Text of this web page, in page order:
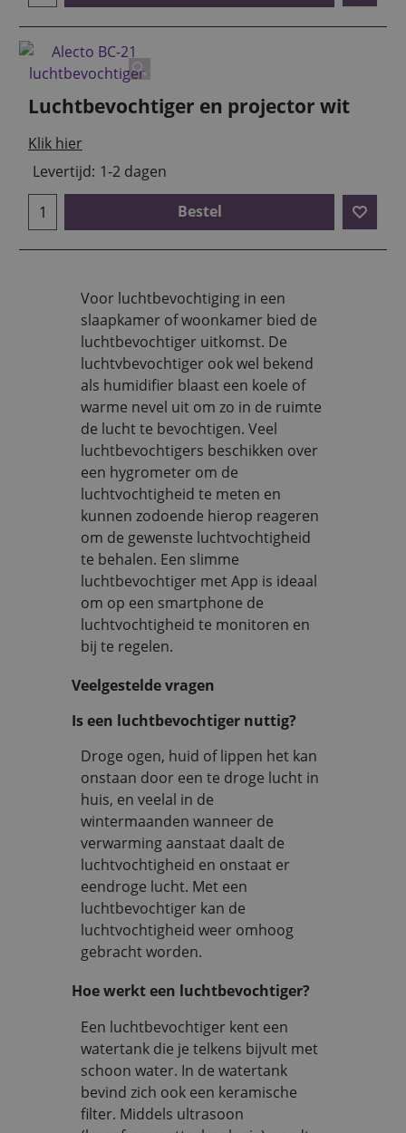
Luchtbevochtiger en projector wit
Klik hier
Levertijd: 1-2 dagen
Bestel
Voor luchtbevochtiging in een
slaapkamer of woonkamer bied de
luchtbevochtiger uitkomst. De
luchtvbevochtiger ook wel bekend
als humidifier blaast een koele of
warme nevel uit om zo in de ruimte
de lucht te bevochtigen. Veel
luchtbevochtigers beschikken over
een hygrometer om de
luchtvochtigheid te meten en
kunnen zodoende hierop reageren
om de gewenste luchtvochtigheid
te behalen. Een slimme
luchtbevochtiger met App is ideaal
om op een smartphone de
luchtvochtigheid te monitoren en
bij te regelen.
Veelgestelde vragen
Is een luchtbevochtiger nuttig?
Droge ogen, huid of lippen het kan
onstaan door een te droge lucht in
huis, en veelal in de
wintermaanden wanneer de
verwarming aanstaat daalt de
luchtvochtigheid en onstaat er
eendroge lucht. Met een
luchtbevochtiger kan de
luchtvochtigheid weer omhoog
gebracht worden.
Hoe werkt een luchtbevochtiger?
Een luchtbevochtiger kent een
watertank die je telkens bijvult met
schoon water. In de watertank
bevind zich ook een keramische
filter. Middels ultrasoon